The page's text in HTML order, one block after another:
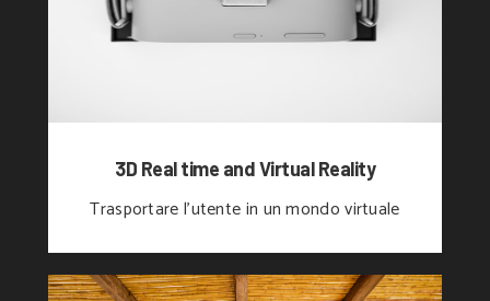
3D Real time and Virtual Reality
Trasportare l'utente in un mondo virtuale